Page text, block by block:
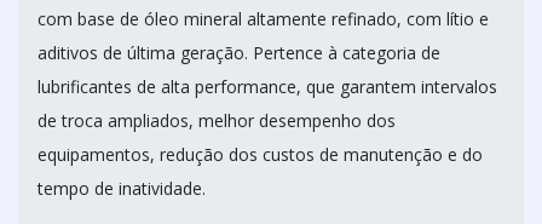
com base de óleo mineral altamente refinado, com lítio e
aditivos de última geração. Pertence à categoria de
lubrificantes de alta performance, que garantem intervalos
de troca ampliados, melhor desempenho dos
equipamentos, redução dos custos de manutenção e do
tempo de inatividade.